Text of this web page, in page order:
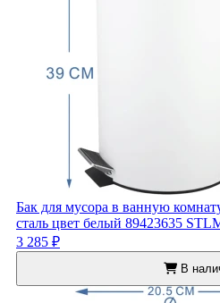
Бак для мусора в ванную
сталь цвет белый 89423635
3 285 ₽
В